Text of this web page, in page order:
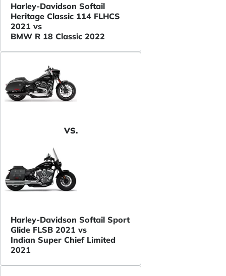
Harley-Davidson Softail
Heritage Classic 114 FLHCS
2021 vs
BMW R 18 Classic 2022
VS.
Harley-Davidson Softail Sport
Glide FLSB 2021 vs
Indian Super Chief Limited
2021